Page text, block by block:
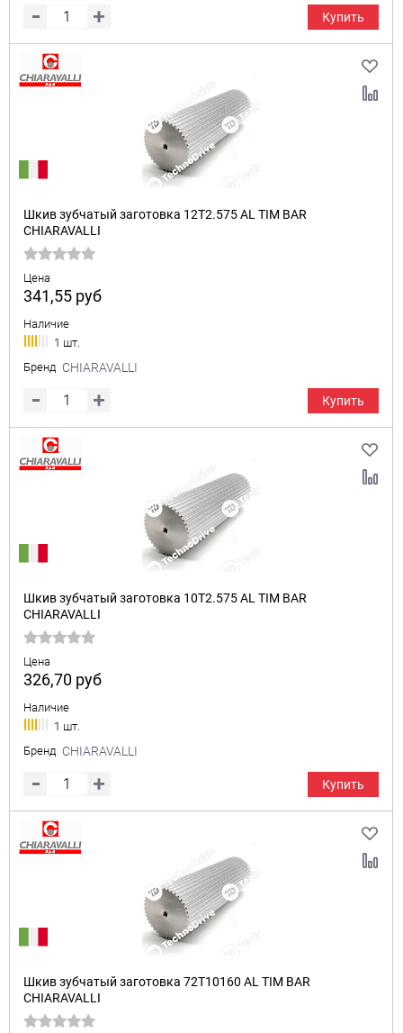
Купить
Шкив зубчатый заготовка 12T2.575 AL TIM BAR
CHIARAVALLI
Цена
341,55 руб
Наличие
1 шт.
Бренд CHIARAVALLI
Купить
Шкив зубчатый заготовка 10T2.575 AL TIM BAR
CHIARAVALLI
Цена
326,70 руб
Наличие
1 шт.
Бренд CHIARAVALLI
Купить
Шкив зубчатый заготовка 72T10160 AL TIM BAR
CHIARAVALLI